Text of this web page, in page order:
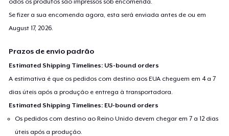
odos os produtos são impressos sob encomenda.
Se fizer a sua encomenda agora, esta será enviada antes de ou em
August 17, 2026.
Prazos de envio padrão
Estimated Shipping Timelines: US-bound orders
A estimativa é que os pedidos com destino aos EUA cheguem em 4 a 7
dias úteis após a produção e entrega à transportadora.
Estimated Shipping Timelines: EU-bound orders
Os pedidos com destino ao Reino Unido devem chegar em 7 a 12 dias
úteis após a produção.